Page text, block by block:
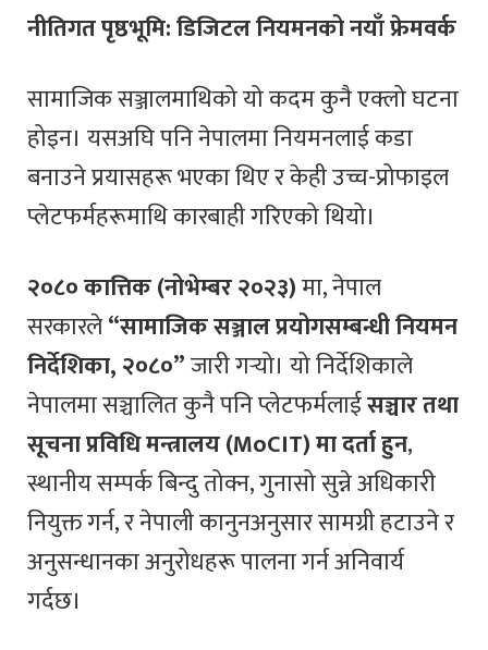
नीतिगत पृष्ठभूमि: डिजिटल नियमनको नयाँ फ्रेमवर्क
सामाजिक सञ्जालमाथिको यो कदम कुनै एक्लो घटना
होइन। यसअघि पनि नेपालमा नियमनलाई कडा
बनाउने प्रयासहरू भएका थिए र केही उच्च-प्रोफाइल
प्लेटफर्महरूमाथि कारबाही गरिएको थियो।
२०८० कात्तिक (नोभेम्बर २०२३)मा, नेपाल
सरकारले“सामाजिक सञ्जाल प्रयोगसम्बन्धी नियमन
निर्देशिका, २०८०”जारी गर्‍यो। यो निर्देशिकाले
नेपालमा सञ्चालित कुनै पनि प्लेटफर्मलाईसञ्चार तथा
सूचना प्रविधि मन्त्रालय (MoCIT) मा दर्ता हुन,
स्थानीय सम्पर्क बिन्दु तोक्न, गुनासो सुन्ने अधिकारी
नियुक्त गर्न, र नेपाली कानुनअनुसार सामग्री हटाउने र
अनुसन्धानका अनुरोधहरू पालना गर्न अनिवार्य
गर्दछ।